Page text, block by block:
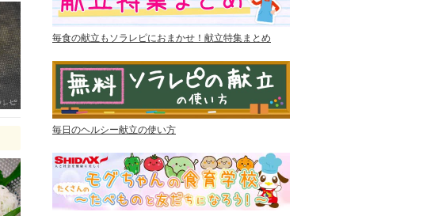
毎食の献立もソラレピにおまかせ！献立特集まとめ
毎日のヘルシー献立の使い方